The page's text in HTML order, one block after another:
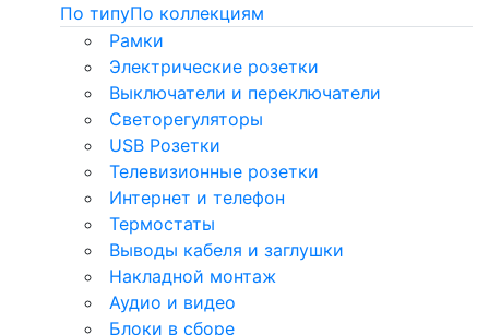
По типуПо коллекциям
Рамки
Электрические розетки
Выключатели и переключатели
Светорегуляторы
USB Розетки
Телевизионные розетки
Интернет и телефон
Термостаты
Выводы кабеля и заглушки
Накладной монтаж
Аудио и видео
Блоки в сборе